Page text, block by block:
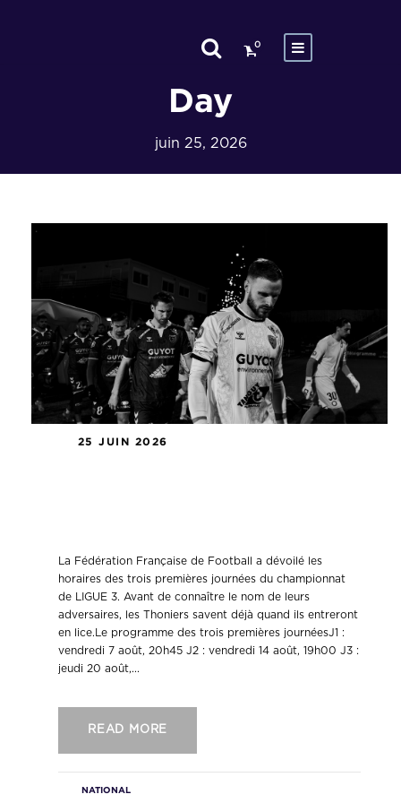
0
Day
juin 25, 2026
25 JUIN 2026
La Fédération Française de Football a dévoilé les
horaires des trois premières journées du championnat
de LIGUE 3. Avant de connaître le nom de leurs
adversaires, les Thoniers savent déjà quand ils entreront
en lice.Le programme des trois premières journéesJ1 :
vendredi 7 août, 20h45 J2 : vendredi 14 août, 19h00 J3 :
jeudi 20 août,...
READ MORE
NATIONAL